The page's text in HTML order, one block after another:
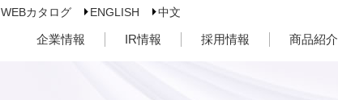
WEBカタログ ENGLISH 中文
企業情報 IR情報 採用情報 商品紹介